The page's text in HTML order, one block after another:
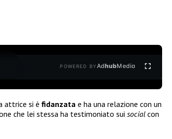
POWERED BYAdhubMedia
attrice si è fidanzata e ha una relazione con un
che lei stessa ha testimoniato sui social con